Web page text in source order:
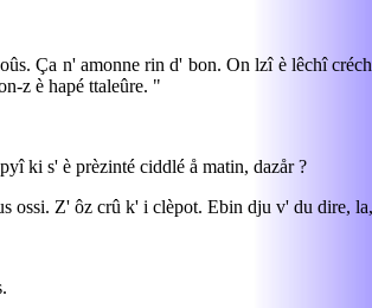
Ça n' amonne rin d' bon. On lzî è lêchî
z è hapé ttaleûre. "
ki s' è prèzinté ciddlé å matin, dazår ?
ossi. Z' ôz crû k' i clèpot. Ebin dju v' du dire,